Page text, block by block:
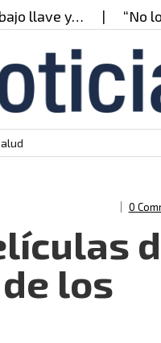
y… “No lo
0
los